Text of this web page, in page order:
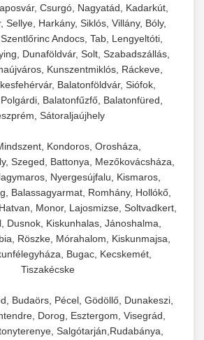
Csurgó, Nagyatád, Kadarkút,
Sellye, Harkány, Siklós, Villány, Bóly,
Andocs, Tab, Lengyeltóti,
Dunaföldvár, Solt, Szabadszállás,
Kunszentmiklós, Ráckeve,
Balatonföldvár, Siófok,
Balatonfűzfő, Balatonfüred,
Sátoraljaújhely
Kondoros, Orosháza,
Szeged, Battonya, Mezőkovácsháza,
Nyergesújfalu, Kismaros,
Balassagyarmat, Romhány, Hollókő,
Monor, Lajosmizse, Soltvadkert,
Dusnok, Kiskunhalas, Jánoshalma,
Röszke, Mórahalom, Kiskunmajsa,
Bugac, Kecskemét,
Tiszakécske
Budaörs, Pécel, Gödöllő, Dunakeszi,
Dorog, Esztergom, Visegrád,
Salgótarján,Rudabánya,